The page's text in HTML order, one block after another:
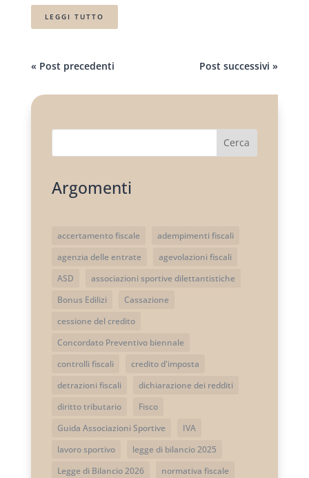
LEGGI TUTTO
« Post precedenti Post successivi »
Cerca
Argomenti
accertamento fiscale
adempimenti fiscali
agenzia delle entrate
agevolazioni fiscali
ASD
associazioni sportive dilettantistiche
Bonus Edilizi
Cassazione
cessione del credito
Concordato Preventivo biennale
controlli fiscali
credito d'imposta
detrazioni fiscali
dichiarazione dei redditi
diritto tributario
Fisco
Guida Associazioni Sportive
IVA
lavoro sportivo
legge di bilancio 2025
Legge di Bilancio 2026
normativa fiscale